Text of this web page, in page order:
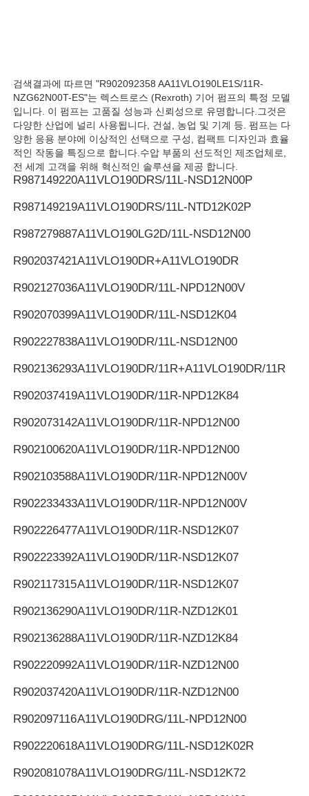
뉴스
사례
견적 요청
렉스로스 유압펌프
파카 유압펌프
렉스트로 수압 밸브
렉스트로 필터 액세서리
유켄 유압펌프
검색결과에 따르면 "R902092358 AA11VLO190LE1S/11R-
NZG62N00T-ES"는 렉스트로스 (Rexroth) 기어 펌프의 특정 모델
입니다. 이 펌프는 고품질 성능과 신뢰성으로 유명합니다.그것은
다양한 산업에 널리 사용됩니다, 건설, 농업 및 기계 등. 펌프는 다
양한 응용 분야에 이상적인 선택으로 구성, 컴팩트 디자인과 효율
적인 작동을 특징으로 합니다.수압 부품의 선도적인 제조업체로,
전 세계 고객을 위해 혁신적인 솔루션을 제공 합니다.
R987149220A11VLO190DRS/11L-NSD12N00P
R987149219A11VLO190DRS/11L-NTD12K02P
R987279887A11VLO190LG2D/11L-NSD12N00
R902037421A11VLO190DR+A11VLO190DR
R902127036A11VLO190DR/11L-NPD12N00V
R902070399A11VLO190DR/11L-NSD12K04
R902227838A11VLO190DR/11L-NSD12N00
R902136293A11VLO190DR/11R+A11VLO190DR/11R
R902037419A11VLO190DR/11R-NPD12K84
R902073142A11VLO190DR/11R-NPD12N00
R902100620A11VLO190DR/11R-NPD12N00
R902103588A11VLO190DR/11R-NPD12N00V
R902233433A11VLO190DR/11R-NPD12N00V
R902226477A11VLO190DR/11R-NSD12K07
R902223392A11VLO190DR/11R-NSD12K07
R902117315A11VLO190DR/11R-NSD12K07
R902136290A11VLO190DR/11R-NZD12K01
R902136288A11VLO190DR/11R-NZD12K84
R902220992A11VLO190DR/11R-NZD12N00
R902037420A11VLO190DR/11R-NZD12N00
R902097116A11VLO190DRG/11L-NPD12N00
R902220618A11VLO190DRG/11L-NSD12K02R
R902081078A11VLO190DRG/11L-NSD12K72